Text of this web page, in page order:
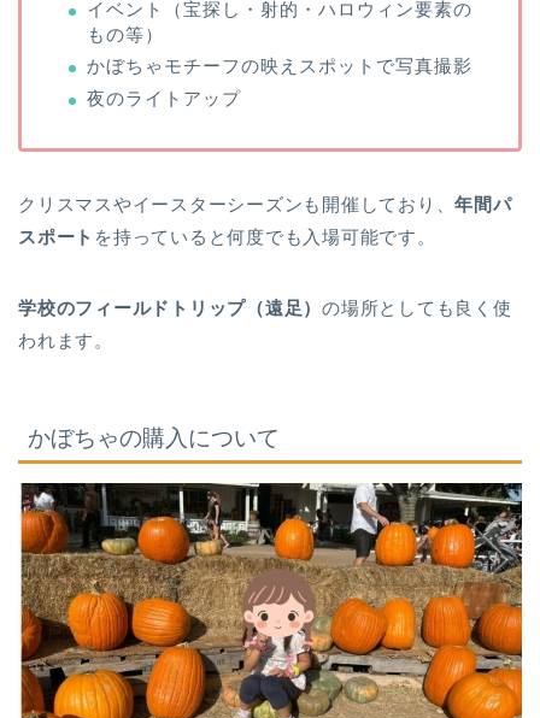
イベント（宝探し・射的・ハロウィン要素の
もの等）
かぼちゃモチーフの映えスポットで写真撮影
夜のライトアップ
クリスマスやイースターシーズンも開催しており、年間パ
スポート を持っていると何度でも入場可能です。
学校のフィールドトリップ（遠足）の場所としても良く使
われます。
かぼちゃの購入について